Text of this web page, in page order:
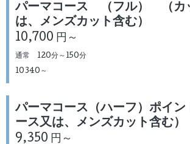
パーマコース （フル） （カ
は、メンズカット含む）
10,700 円～
通常 120分～150分
10340～
パーマコース（ハーフ）ポイン
ース又は、メンズカット含む）
9,350 円～